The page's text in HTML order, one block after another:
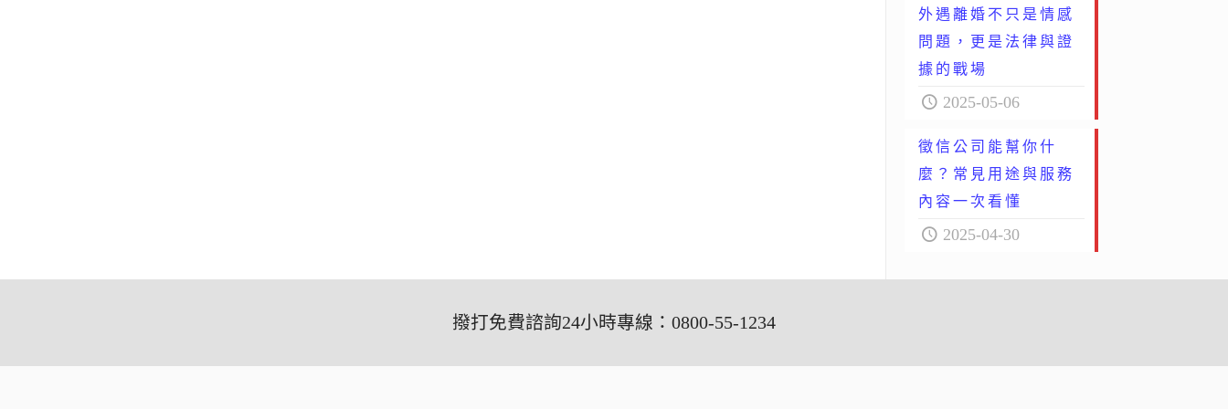
外遇離婚不只是情感
問題，更是法律與證
據的戰場
2025-05-06
徵信公司能幫你什
麼？常見用途與服務
內容一次看懂
2025-04-30
撥打免費諮詢24小時專線：0800-55-1234